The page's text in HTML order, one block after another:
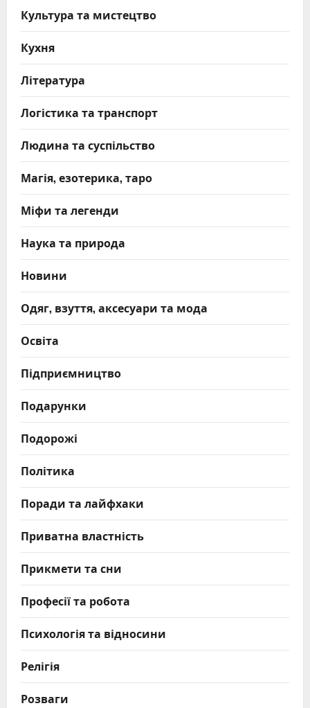
Культура та мистецтво
Кухня
Література
Логістика та транспорт
Людина та суспільство
Магія, езотерика, таро
Міфи та легенди
Наука та природа
Новини
Одяг, взуття, аксесуари та мода
Освіта
Підприємництво
Подарунки
Подорожі
Політика
Поради та лайфхаки
Приватна властність
Прикмети та сни
Професії та робота
Психологія та відносини
Релігія
Розваги